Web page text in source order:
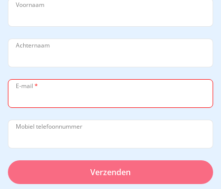
Voornaam
Achternaam
E-mail *
Mobiel telefoonnummer
Verzenden